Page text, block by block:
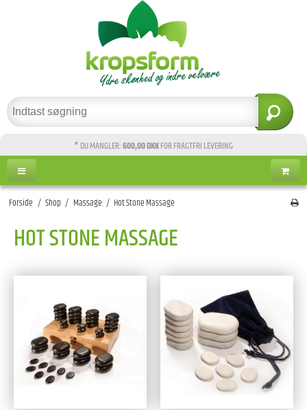
* DU MANGLER:600,00 DKKFOR FRAGTFRI LEVERING
Forside / Shop / Massage / Hot Stone Massage
HOT STONE MASSAGE